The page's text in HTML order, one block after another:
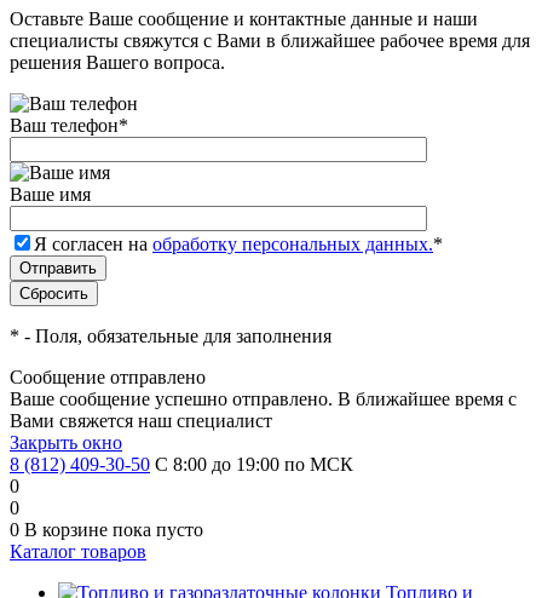
Оставьте Ваше сообщение и контактные данные и наши
специалисты свяжутся с Вами в ближайшее рабочее время для
решения Вашего вопроса.
Ваш телефон*
Ваше имя
Я согласен на обработку персональных данных.*
* - Поля, обязательные для заполнения
Сообщение отправлено
Ваше сообщение успешно отправлено. В ближайшее время с
Вами свяжется наш специалист
Закрыть окно
8 (812) 409-30-50 С 8:00 до 19:00 по МСК
0
0
0 В корзине пока пусто
Каталог товаров
Топливо и